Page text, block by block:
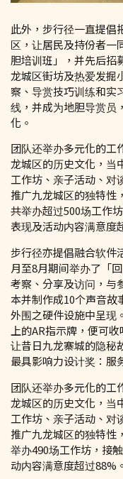
此外，步行径一直提倡
区，让居民及持份者一
胆培训班」，并先后招
龙城区街坊及热爱发掘
察、导赏技巧训练和实
线，并成为地胆导赏员
化。
团队还举办多元化的工
龙城区的历史文化，当
工作坊、亲子活动、对
推广九龙城区的独特性
共举办超过500场工作
表现及活动内容满意度
步行径亦提倡融合软件
月至8月期间举办了「
考察、分享及访问，与
本并制作成10个声音故
外围之硬件设施中呈现
上的AR指示牌，便可
让昔日九龙寨城的隐秘
最具影响力设计奖：服
团队还举办多元化的工
龙城区的历史文化，当
工作坊、亲子活动、对
推广九龙城区的独特性
举办490场工作坊，接
动内容满意度超过88%。